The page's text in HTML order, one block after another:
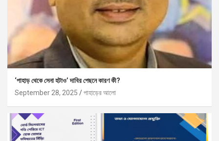
‘পাহাড় থেকে সেনা হটাও’ দাবির পেছনে কারণ কী?
September 28, 2025
পাহাড়ের আলো